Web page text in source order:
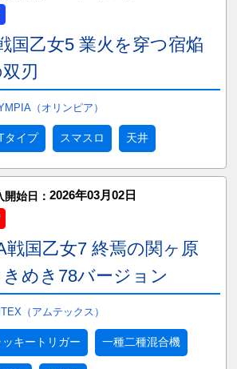
国乙女5 業火を穿つ宿焔
刃
（オリンピア）
タイプ スマスロ 天井
開始日： 2026年03月02日
戦国乙女7 終焉の関ヶ原
きめき78バージョン
（アムテックス）
ッキートリガー 一種二種混合機